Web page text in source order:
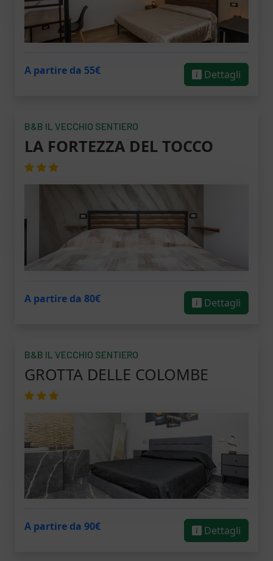
A partire da 55€ Dettagli
B&B IL VECCHIO SENTIERO
LA FORTEZZA DEL TOCCO
A partire da 80€ Dettagli
B&B IL VECCHIO SENTIERO
GROTTA DELLE COLOMBE
A partire da 90€ Dettagli